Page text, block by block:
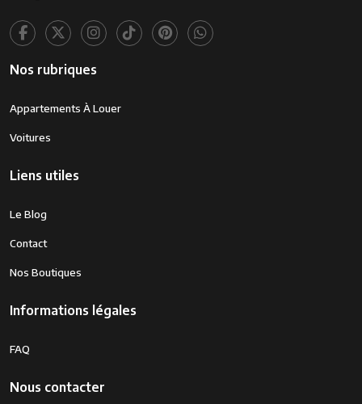
Nos rubriques
Appartements À Louer
Voitures
Liens utiles
Le Blog
Contact
Nos Boutiques
Informations légales
FAQ
Nous contacter